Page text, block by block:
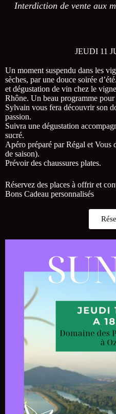
Interdiction de vente aux
JEUDI 11
Un moment suspendu dans les
sèches, par une douce soirée
et dégustation de vin chez le
Rhône. Un beau programme pour
Sylvain vous fera découvrir son
passion.
Suivra une dégustation
sucré.
Apéro préparé par Régal et Vous
de saison).
Prévoir des chaussures plates.
Réservez des places à offrir et
Bons Cadeau personnalisés